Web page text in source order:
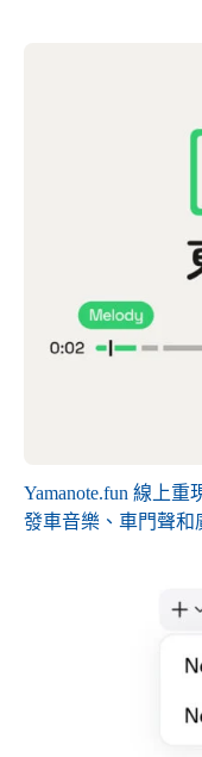
Yamanote.fun 線上
發車音樂、車門聲和